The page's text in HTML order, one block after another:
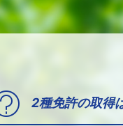
2種免許の取得